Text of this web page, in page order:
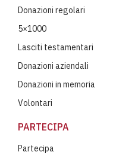
Donazioni regolari
5×1000
Lasciti testamentari
Donazioni aziendali
Donazioni in memoria
Volontari
PARTECIPA
Partecipa